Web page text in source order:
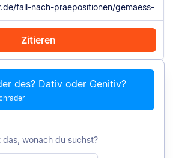
Zitieren
Mit Chrome zitieren Manuell zitieren
des? Dativ oder Genitiv?
das, wonach du suchst?